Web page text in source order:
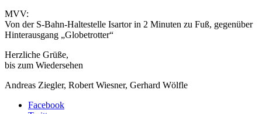
MVV:
Von der S-Bahn-Haltestelle Isartor in 2 Minuten zu Fuß, gegenüber
Hinterausgang „Globetrotter“
Herzliche Grüße,
bis zum Wiedersehen
Andreas Ziegler, Robert Wiesner, Gerhard Wölfle
Facebook